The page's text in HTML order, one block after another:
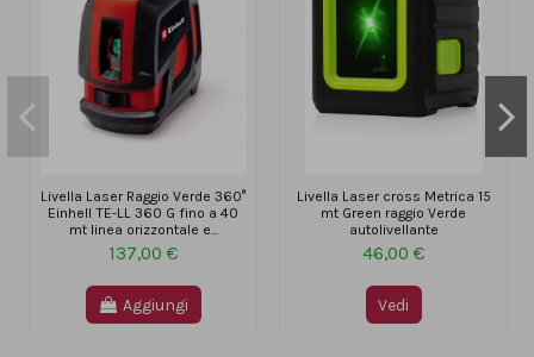
Livella Laser Raggio Verde 360°
Einhell TE-LL 360 G fino a 40
mt linea orizzontale e...
137,00 €
Aggiungi
Livella Laser cross Metrica 15
mt Green raggio Verde
autolivellante
46,00 €
Vedi